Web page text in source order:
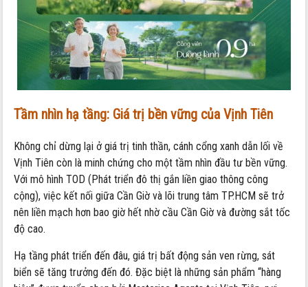
Tầm nhìn hạ tầng: Giá trị bền vững của Vịnh Tiên
Không chỉ dừng lại ở giá trị tinh thần, cánh cổng xanh dẫn lối về
Vịnh Tiên còn là minh chứng cho một tầm nhìn đầu tư bền vững.
Với mô hình TOD (Phát triển đô thị gắn liền giao thông công
cộng), việc kết nối giữa Cần Giờ và lõi trung tâm TP.HCM sẽ trở
nên liền mạch hơn bao giờ hết nhờ cầu Cần Giờ và đường sắt tốc
độ cao.
Hạ tầng phát triển đến đâu, giá trị bất động sản ven rừng, sát
biển sẽ tăng trưởng đến đó. Đặc biệt là những sản phẩm “hàng